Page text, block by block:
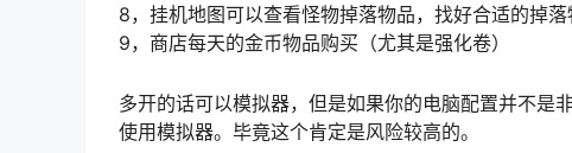
8，挂机地图可以查看怪物掉落物品，找好合适的掉落
9，商店每天的金币物品购买（尤其是强化卷）
多开的话可以模拟器，但是如果你的电脑配置并不是
使用模拟器。毕竟这个肯定是风险较高的。